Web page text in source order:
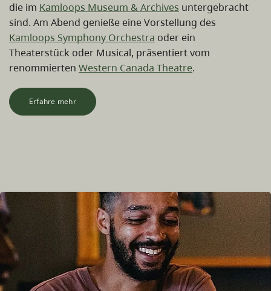
die im Kamloops Museum & Archives untergebracht
sind. Am Abend genieße eine Vorstellung des
Kamloops Symphony Orchestra oder ein
Theaterstück oder Musical, präsentiert vom
renommierten Western Canada Theatre.
Erfahre mehr